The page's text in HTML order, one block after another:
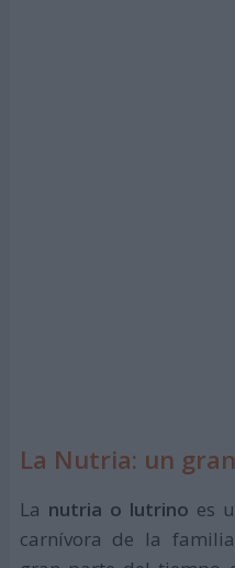
La Nutria: un
La nutria o lutrino es
carnívora de la familia